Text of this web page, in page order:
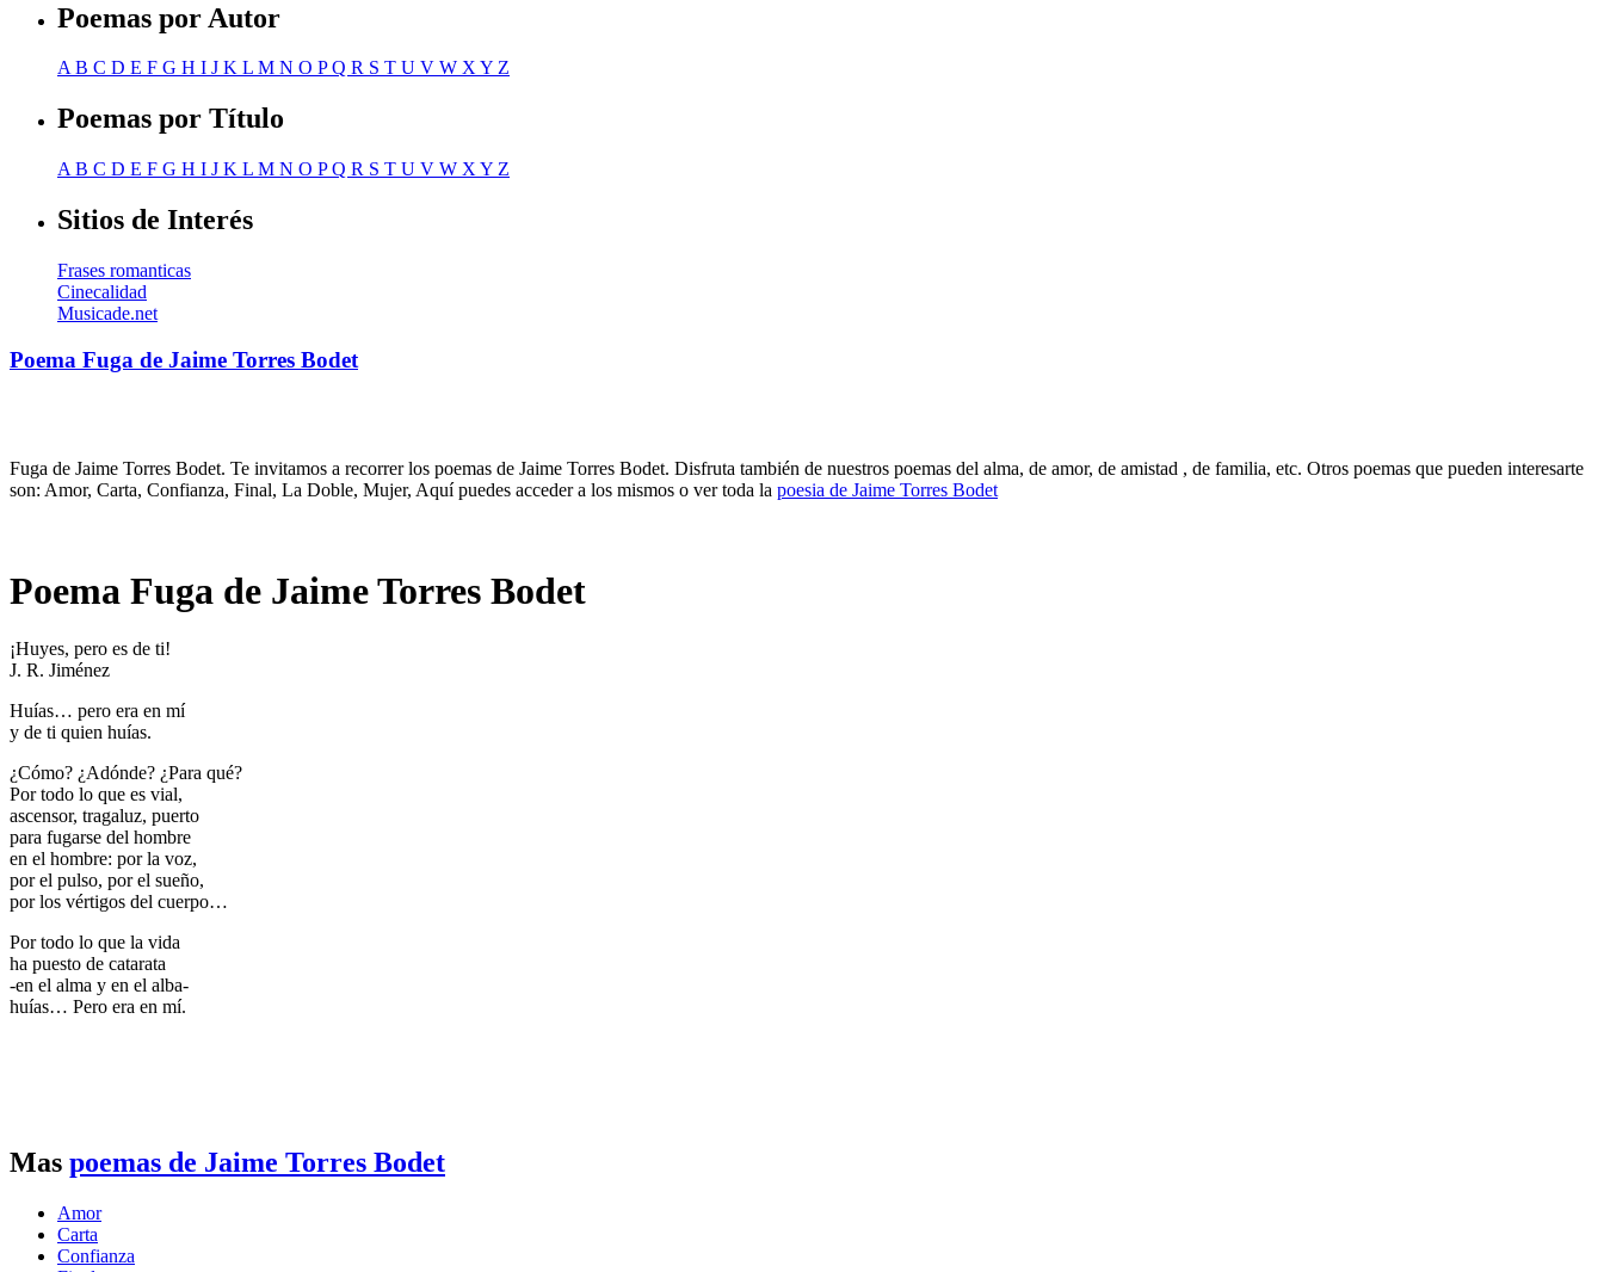
Poemas por Autor
AB C D E F G H I J K L M N O PQ R S T U V W XY Z
Poemas por Título
A B C D E F G H I J K L M N O PQ R S T U V W X Y Z
Sitios de Interés
Frases romanticas
Cinecalidad
Musicade.net
Poema Fuga de Jaime Torres Bodet
Fuga de Jaime Torres Bodet. Te invitamos a recorrer los poemas de Jaime Torres Bodet. Disfruta también de nuestros poemas del alma, de amor, de amistad , de familia, etc. Otros poemas que pueden interesarte
son: Amor, Carta, Confianza, Final, La Doble, Mujer, Aquí puedes acceder a los mismos o ver toda la poesia de Jaime Torres Bodet
Poema Fuga de Jaime Torres Bodet
¡Huyes, pero es de ti!
J. R. Jiménez
Huías… pero era en mí
y de ti quien huías.
¿Cómo? ¿Adónde? ¿Para qué?
Por todo lo que es vial,
ascensor, tragaluz, puerto
para fugarse del hombre
en el hombre: por la voz,
por el pulso, por el sueño,
por los vértigos del cuerpo…
Por todo lo que la vida
ha puesto de catarata
-en el alma y en el alba-
huías… Pero era en mí.
Mas poemas de Jaime Torres Bodet
Amor
Carta
Confianza